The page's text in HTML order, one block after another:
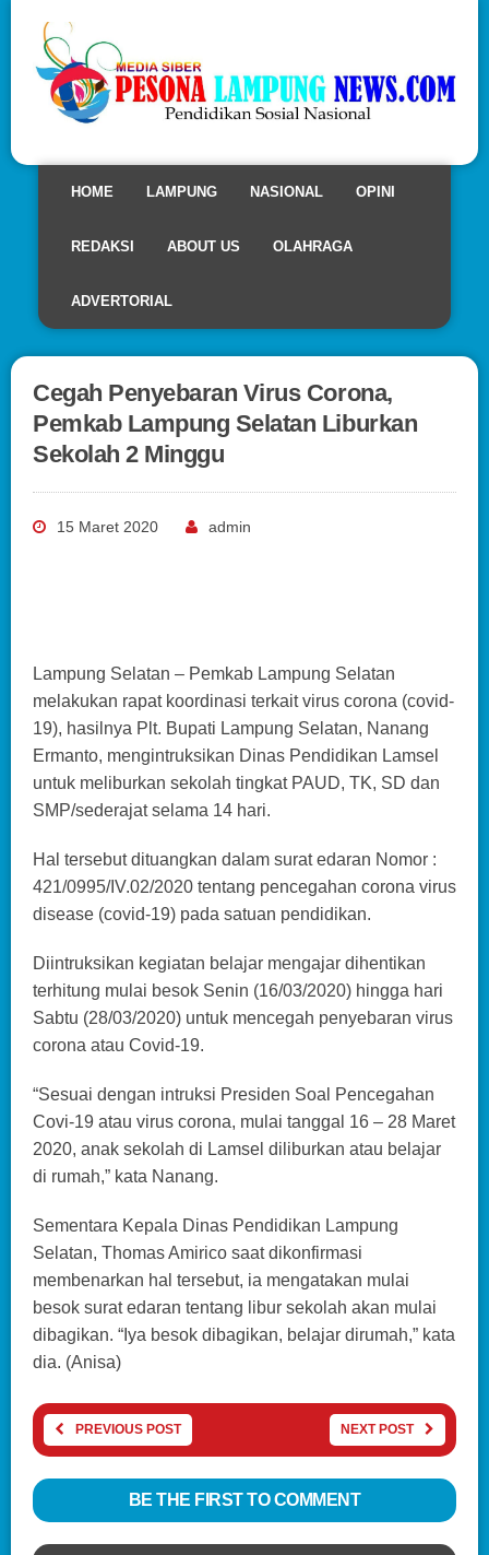
HOME LAMPUNG NASIONAL OPINI
REDAKSI ABOUT US OLAHRAGA
ADVERTORIAL
Cegah Penyebaran Virus Corona,
Pemkab Lampung Selatan Liburkan
Sekolah 2 Minggu
15 Maret 2020 admin
Lampung Selatan – Pemkab Lampung Selatan
melakukan rapat koordinasi terkait virus corona (covid-
19), hasilnya Plt. Bupati Lampung Selatan, Nanang
Ermanto, mengintruksikan Dinas Pendidikan Lamsel
untuk meliburkan sekolah tingkat PAUD, TK, SD dan
SMP/sederajat selama 14 hari.
Hal tersebut dituangkan dalam surat edaran Nomor :
421/0995/IV.02/2020 tentang pencegahan corona virus
disease (covid-19) pada satuan pendidikan.
Diintruksikan kegiatan belajar mengajar dihentikan
terhitung mulai besok Senin (16/03/2020) hingga hari
Sabtu (28/03/2020) untuk mencegah penyebaran virus
corona atau Covid-19.
“Sesuai dengan intruksi Presiden Soal Pencegahan
Covi-19 atau virus corona, mulai tanggal 16 – 28 Maret
2020, anak sekolah di Lamsel diliburkan atau belajar
di rumah,” kata Nanang.
Sementara Kepala Dinas Pendidikan Lampung
Selatan, Thomas Amirico saat dikonfirmasi
membenarkan hal tersebut, ia mengatakan mulai
besok surat edaran tentang libur sekolah akan mulai
dibagikan. “Iya besok dibagikan, belajar dirumah,” kata
dia. (Anisa)
PREVIOUS POST NEXT POST
BE THE FIRST TO COMMENT